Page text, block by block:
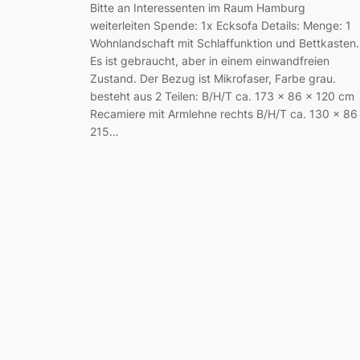
Bitte an Interessenten im Raum Hamburg
weiterleiten Spende: 1x Ecksofa Details: Menge: 1
Wohnlandschaft mit Schlaffunktion und Bettkasten.
Es ist gebraucht, aber in einem einwandfreien
Zustand. Der Bezug ist Mikrofaser, Farbe grau.
besteht aus 2 Teilen: B/H/T ca. 173 x 86 x 120 cm
Recamiere mit Armlehne rechts B/H/T ca. 130 x
215…